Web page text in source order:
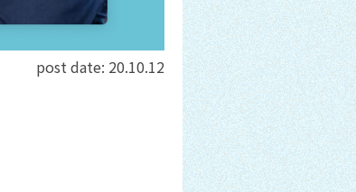
post date: 20.10.12